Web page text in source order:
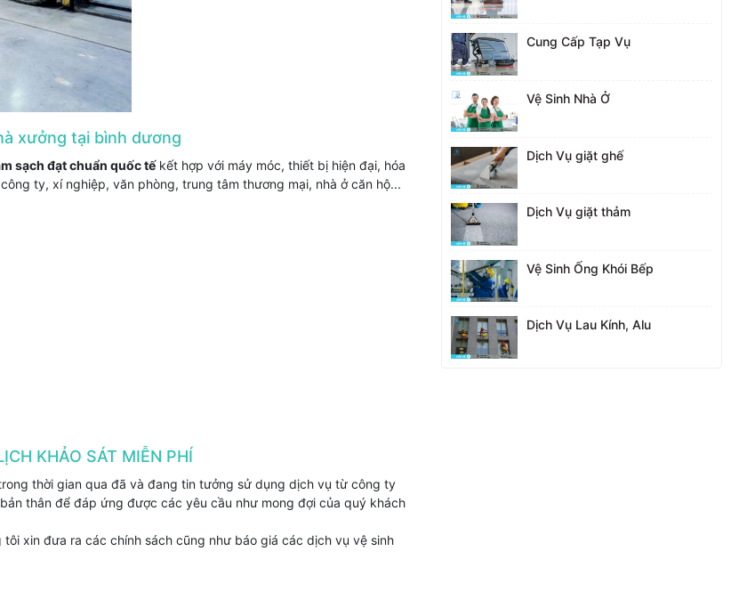
tại bình dương
sạch đạt chuẩn quốc tếkết hợp với máy móc, thiết bị hiện đại, hóa
ty, xí nghiệp, văn phòng, trung tâm thương mại, nhà ở căn hộ...
KHẢO SÁT MIỄN PHÍ
thời gian qua đã và đang tin tưởng sử dụng dịch vụ từ công ty
thân để đáp ứng được các yêu cầu như mong đợi của quý khách
xin đưa ra các chính sách cũng như báo giá các dịch vụ vệ sinh
Cung Cấp Tạp Vụ
Vệ Sinh Nhà Ở
Dịch Vụ giặt ghế
Dịch Vụ giặt thảm
Vệ Sinh Ống Khói Bếp
Dịch Vụ Lau Kính, Alu